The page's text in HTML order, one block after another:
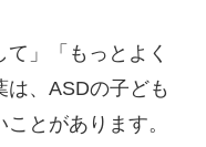
て」「もっとよく
、ASDの子ども
とがあります。